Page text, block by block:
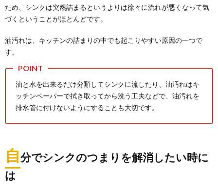
シンクのイヤな匂いを今すぐ消臭する方法
いで...
【まな板の消毒方法】熱湯を使った正しい
ため、シンクは突然詰まるというよりは徐々に流れが悪くなって気
づくということがほとんどです。
油汚れは、キッチンの詰まりの中でも起こりやすい原因の一つで
す。
油と水を出来るだけ分類してシンクに流したり、油汚れはキ
ッチンペーパーで拭き取ってから洗う工夫などで、油汚れを
排水管に付けないようにすることも大切です。
自分でシンクのつまりを解消したい時に
は